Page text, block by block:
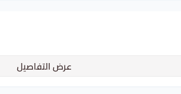
عرض التفاصيل